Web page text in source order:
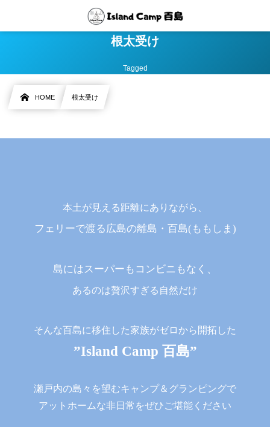
根太受け
Tagged
HOME 根太受け
本土が見える距離にありながら、
フェリーで渡る広島の離島・百島(ももしま)
島にはスーパーもコンビニもなく、
あるのは贅沢すぎる自然だけ
そんな百島に移住した家族がゼロから開拓した
”Island Camp 百島”
瀬戸内の島々を望むキャンプ＆グランピングで
アットホームな非日常をぜひご堪能ください